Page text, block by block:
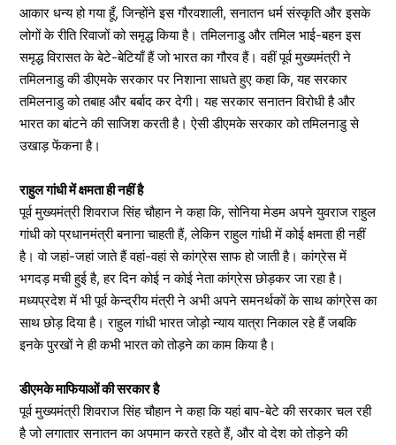
आकार धन्य हो गया हूँ, जिन्होंने इस गौरवशाली, सनातन धर्म संस्कृति और इसके
लोगों के रीति रिवाजों को समृद्ध किया है। तमिलनाडु और तमिल भाई-बहन इस
समृद्ध विरासत के बेटे-बेटियाँ हैं जो भारत का गौरव हैं। वहीं पूर्व मुख्यमंत्री ने
तमिलनाडु की डीएमके सरकार पर निशाना साधते हुए कहा कि, यह सरकार
तमिलनाडु को तबाह और बर्बाद कर देगी। यह सरकार सनातन विरोधी है और
भारत का बांटने की साजिश करती है। ऐसी डीएमके सरकार को तमिलनाडु से
उखाड़ फेंकना है।
राहुल गांधी में क्षमता ही नहीं है
पूर्व मुख्यमंत्री शिवराज सिंह चौहान ने कहा कि, सोनिया मेडम अपने युवराज राहुल
गांधी को प्रधानमंत्री बनाना चाहती हैं, लेकिन राहुल गांधी में कोई क्षमता ही नहीं
है। वो जहां-जहां जाते हैं वहां-वहां से कांग्रेस साफ हो जाती है। कांग्रेस में
भगदड़ मची हुई है, हर दिन कोई न कोई नेता कांग्रेस छोड़कर जा रहा है।
मध्यप्रदेश में भी पूर्व केन्द्रीय मंत्री ने अभी अपने समनर्थकों के साथ कांग्रेस का
साथ छोड़ दिया है। राहुल गांधी भारत जोड़ो न्याय यात्रा निकाल रहे हैं जबकि
इनके पुरखों ने ही कभी भारत को तोड़ने का काम किया है।
डीएमके माफियाओं की सरकार है
पूर्व मुख्यमंत्री शिवराज सिंह चौहान ने कहा कि यहां बाप-बेटे की सरकार चल रही
है जो लगातार सनातन का अपमान करते रहते हैं, और वो देश को तोड़ने की